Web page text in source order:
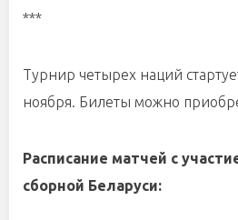
***
Турнир четырех наций
ноября. Билеты можно
Расписание матчей с
сборной Беларуси: